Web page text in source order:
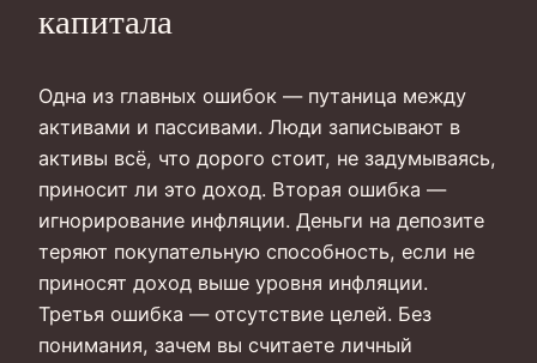
капитала
Одна из главных ошибок — путаница между
активами и пассивами. Люди записывают в
активы всё, что дорого стоит, не задумываясь,
приносит ли это доход. Вторая ошибка —
игнорирование инфляции. Деньги на депозите
теряют покупательную способность, если не
приносят доход выше уровня инфляции.
Третья ошибка — отсутствие целей. Без
понимания, зачем вы считаете личный